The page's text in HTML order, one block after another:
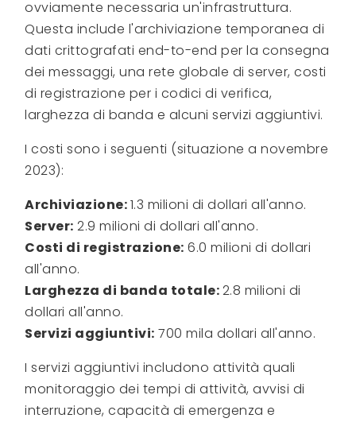
ovviamente necessaria un'infrastruttura.
Questa include l'archiviazione temporanea di
dati crittografati end-to-end per la consegna
dei messaggi, una rete globale di server, costi
di registrazione per i codici di verifica,
larghezza di banda e alcuni servizi aggiuntivi.
I costi sono i seguenti (situazione a novembre
2023):
Archiviazione:1.3 milioni di dollari all'anno.
Server: 2.9 milioni di dollari all'anno.
Costi di registrazione: 6.0 milioni di dollari
all'anno.
Larghezza di banda totale:2.8 milioni di
dollari all'anno.
Servizi aggiuntivi: 700 mila dollari all'anno.
I servizi aggiuntivi includono attività quali
monitoraggio dei tempi di attività, avvisi di
interruzione, capacità di emergenza e